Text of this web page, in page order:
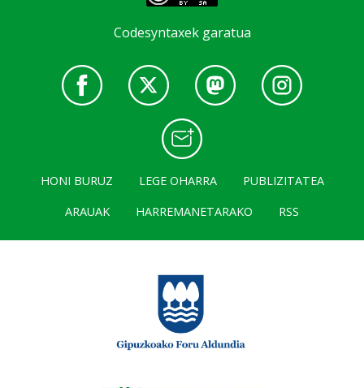
Codesyntaxek garatua
HONI BURUZ LEGE OHARRA
PUBLIZITATEA
ARAUAK
HARREMANETARAKO RSS